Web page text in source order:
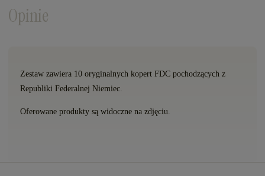
Opinie
Zestaw zawiera 10 oryginalnych kopert FDC pochodzących z
Republiki Federalnej Niemiec.
Oferowane produkty są widoczne na zdjęciu.